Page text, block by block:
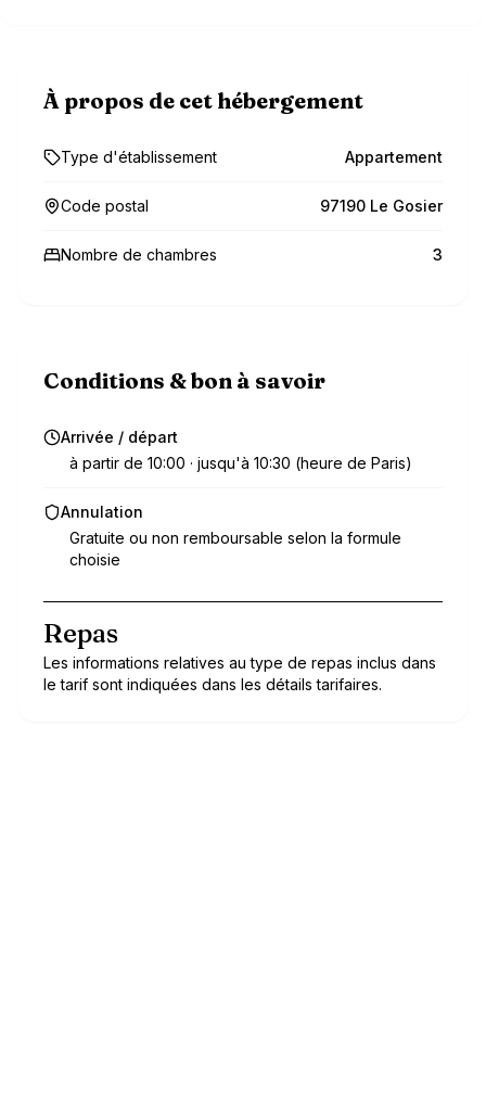
À propos de cet hébergement
Type d'établissement Appartement
Code postal 97190 Le Gosier
Nombre de chambres 3
Conditions & bon à savoir
Arrivée / départ
à partir de 10:00 · jusqu'à 10:30 (heure de Paris)
Annulation
Gratuite ou non remboursable selon la formule
choisie
Repas
Les informations relatives au type de repas inclus dans
le tarif sont indiquées dans les détails tarifaires.